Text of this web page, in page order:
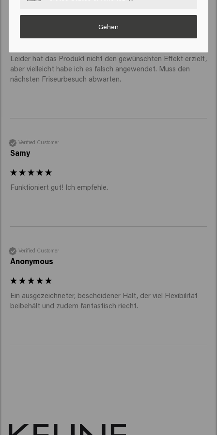
Verified Customer
Leider hat das Produkt nicht den gewünschten Effekt erzielt,
aber vielleicht habe ich es falsch angewendet. Muss den
nächsten Friseurbesuch abwarten.
Verified Customer
Samy
Funktioniert gut! Ich empfehle.
Verified Customer
Anonymous
Ein ausgezeichneter, bescheidener Halt, der viel Flexibilität
beibehält und zudem fantastisch riecht.
Gehen